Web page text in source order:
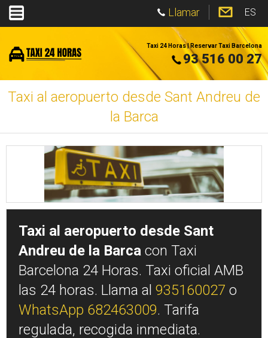
ES
Llamar
Taxi 24 Horas | Reservar Taxi Barcelona
93 516 00 27
Taxi al aeropuerto desde Sant Andreu de
la Barca
Taxi al aeropuerto desde Sant
Andreu de la Barca con Taxi
Barcelona 24 Horas. Taxi oficial AMB
las 24 horas. Llama al 935160027 o
WhatsApp 682463009. Tarifa
regulada, recogida inmediata.